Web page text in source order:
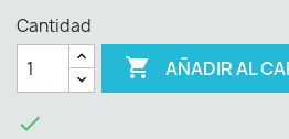
Cantidad
 AÑADIR AL
